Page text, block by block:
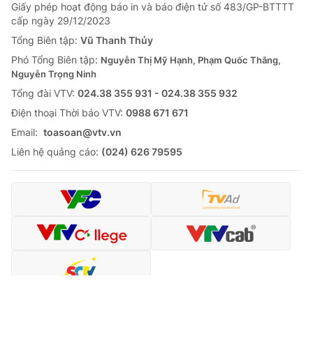
Giấy phép hoạt động báo in và báo điện tử số 483/GP-BTTTT
cấp ngày 29/12/2023
Tổng Biên tập: Vũ Thanh Thủy
Phó Tổng Biên tập: Nguyễn Thị Mỹ Hạnh, Phạm Quốc Thắng,
Nguyễn Trọng Ninh
Tổng đài VTV: 024.38 355 931 - 024.38 355 932
Ðiện thoại Thời báo VTV: 0988 671 671
Email: toasoan@vtv.vn
Liên hệ quảng cáo: (024) 626 79595